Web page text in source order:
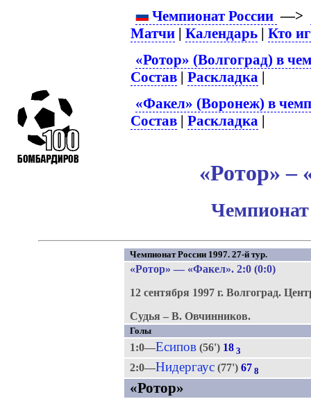
Чемпионат России —>
Матчи |Календарь |Кто
«Ротор» (Волгоград) в
Состав |Раскладка |
«Факел» (Воронеж) в
Состав |Раскладка |
«Ротор» –
Чемпионат
Чемпионат России 1997. 27-й тур.
«Ротор» — «Факел». 2:0 (0:0)
12 сентября 1997 г. Волгоград.
Судья – В. Овчинников.
Голы
1:0—Есипов(56') 18 3
2:0—Нидергаус(77') 67 8
«Ротор»